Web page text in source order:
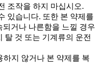
조작을 하지 마십시오.
있습니다. 또한 본 약제를
거나 나른함을 느낄 경우
탈 것 또는 기계류의 운전
지 않거나 본 약제를 복